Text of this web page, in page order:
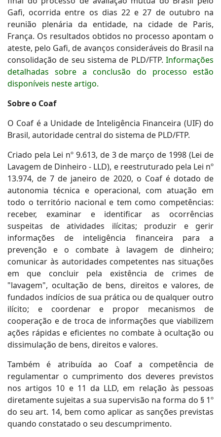
Gafi, ocorrida entre os dias 22 e 27 de outubro na
reunião plenária da entidade, na cidade de Paris,
França. Os resultados obtidos no processo apontam o
ateste, pelo Gafi, de avanços consideráveis do Brasil na
consolidação de seu sistema de PLD/FTP. Informações
detalhadas sobre a conclusão do processo estão
disponíveis neste artigo.
Sobre o Coaf
O Coaf é a Unidade de Inteligência Financeira (UIF) do
Brasil, autoridade central do sistema de PLD/FTP.
Criado pela Lei nº 9.613, de 3 de março de 1998 (Lei de
Lavagem de Dinheiro - LLD), e reestruturado pela Lei nº
13.974, de 7 de janeiro de 2020, o Coaf é dotado de
autonomia técnica e operacional, com atuação em
todo o território nacional e tem como competências:
receber, examinar e identificar as ocorrências
suspeitas de atividades ilícitas; produzir e gerir
informações de inteligência financeira para a
prevenção e o combate à lavagem de dinheiro;
comunicar às autoridades competentes nas situações
em que concluir pela existência de crimes de
"lavagem", ocultação de bens, direitos e valores, de
fundados indícios de sua prática ou de qualquer outro
ilícito; e coordenar e propor mecanismos de
cooperação e de troca de informações que viabilizem
ações rápidas e eficientes no combate à ocultação ou
dissimulação de bens, direitos e valores.
Também é atribuída ao Coaf a competência de
regulamentar o cumprimento dos deveres previstos
nos artigos 10 e 11 da LLD, em relação às pessoas
diretamente sujeitas a sua supervisão na forma do § 1º
do seu art. 14, bem como aplicar as sanções previstas
quando constatado o seu descumprimento.